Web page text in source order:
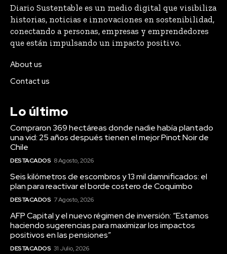
Diario Sustentable es un medio digital que visibiliza
historias, noticias e innovaciones en sostenibilidad,
conectando a personas, empresas y emprendedores
que están impulsando un impacto positivo.
About us
Contact us
Lo último
Compraron 369 hectáreas donde nadie había plantado
una vid: 25 años después tienen el mejor Pinot Noir de
Chile
DESTACADOS 8 Agosto, 2026
Seis kilómetros de escombros y 13 mil damnificados: el
plan para reactivar el borde costero de Coquimbo
DESTACADOS 7 Agosto, 2026
AFP Capital y el nuevo régimen de inversión: “Estamos
haciendo sugerencias para maximizar los impactos
positivos en las pensiones”
DESTACADOS 31 Julio, 2026